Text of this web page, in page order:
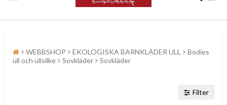
WEBBSHOP EKOLOGISKA BARNKLÄDER ULL
Bodies
ull och ullsilke
Sovkläder Sovkläder
Filter